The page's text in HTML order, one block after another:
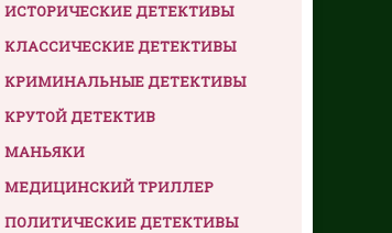
ИСТОРИЧЕСКИЕ ДЕТЕКТИВЫ
КЛАССИЧЕСКИЕ ДЕТЕКТИВЫ
КРИМИНАЛЬНЫЕ ДЕТЕКТИВЫ
КРУТОЙ ДЕТЕКТИВ
МАНЬЯКИ
МЕДИЦИНСКИЙ ТРИЛЛЕР
ПОЛИТИЧЕСКИЕ ДЕТЕКТИВЫ